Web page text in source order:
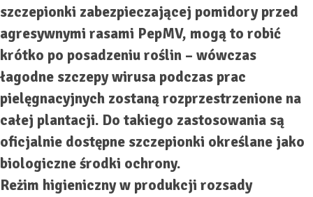
szczepionki zabezpieczającej pomidory przed
agresywnymi rasami PepMV, mogą to robić
krótko po posadzeniu roślin – wówczas
łagodne szczepy wirusa podczas prac
pielęgnacyjnych zostaną rozprzestrzenione na
całej plantacji. Do takiego zastosowania są
oficjalnie dostępne szczepionki określane jako
biologiczne środki ochrony.
Reżim higieniczny w produkcji rozsady